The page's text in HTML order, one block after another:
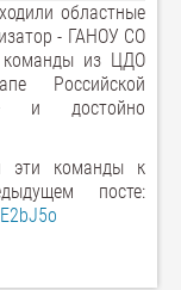
областные
- ГАНОУ СО
из ЦДО
Российской
— и достойно
эти команды к
посте: